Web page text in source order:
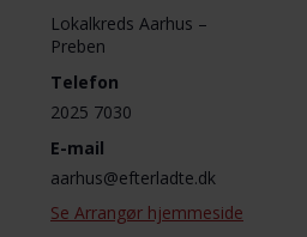
Lokalkreds Aarhus –
Preben
Telefon
2025 7030
E-mail
aarhus@efterladte.dk
Se Arrangør hjemmeside